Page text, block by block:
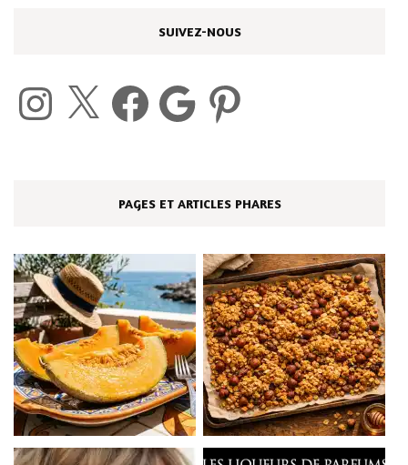
SUIVEZ-NOUS
Instagram Facebook Google Pinterest
PAGES ET ARTICLES PHARES